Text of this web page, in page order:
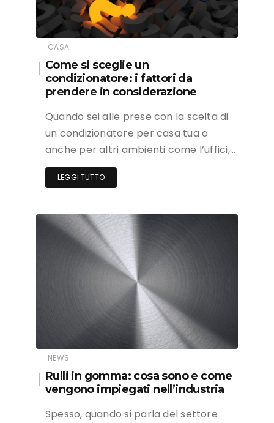
CASA
Come si sceglie un
condizionatore: i fattori da
prendere in considerazione
Quando sei alle prese con la scelta di
un condizionatore per casa tua o
anche per altri ambienti come l’uffici,…
LEGGI TUTTO
NEWS
Rulli in gomma: cosa sono e come
vengono impiegati nell’industria
Spesso, quando si parla del settore